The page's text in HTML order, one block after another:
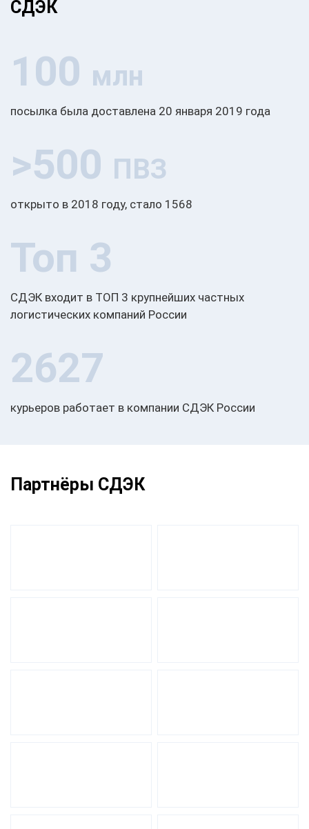
СДЭК
100 млн
посылка была доставлена 20 января 2019 года
>500 ПВЗ
открыто в 2018 году, стало 1568
Топ 3
СДЭК входит в ТОП 3 крупнейших частных
логистических компаний России
2627
курьеров работает в компании СДЭК России
Партнёры СДЭК